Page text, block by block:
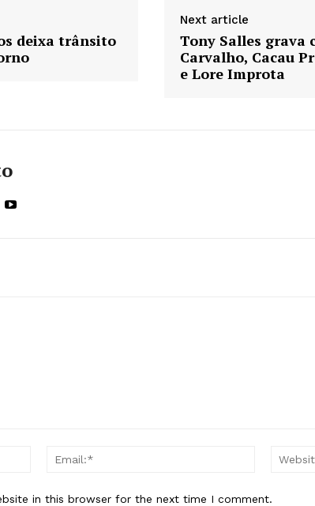
deixa trânsito
Next article
Tony Salles grava
Carvalho, Cacau
e Lore Improta
Name:*
Email:*
in this browser for the next time I comment.